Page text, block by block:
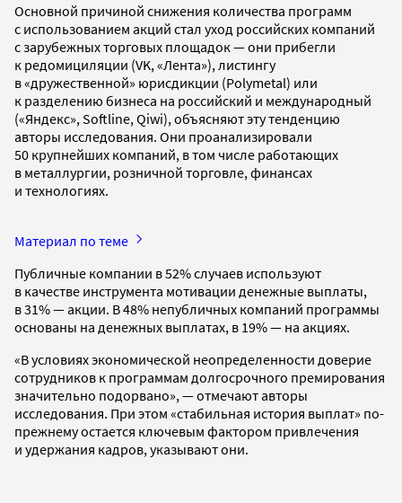
Основной причиной снижения количества программ
с использованием акций стал уход российских компаний
с зарубежных торговых площадок — они прибегли
к редомициляции (VK, «Лента»), листингу
в «дружественной» юрисдикции (Polymetal) или
к разделению бизнеса на российский и международный
(«Яндекс», Softline, Qiwi), объясняют эту тенденцию
авторы исследования. Они проанализировали
50 крупнейших компаний, в том числе работающих
в металлургии, розничной торговле, финансах
и технологиях.
Материал по теме
Публичные компании в 52% случаев используют
в качестве инструмента мотивации денежные выплаты,
в 31% — акции. В 48% непубличных компаний программы
основаны на денежных выплатах, в 19% — на акциях.
«В условиях экономической неопределенности доверие
сотрудников к программам долгосрочного премирования
значительно подорвано», — отмечают авторы
исследования. При этом «стабильная история выплат» по-
прежнему остается ключевым фактором привлечения
и удержания кадров, указывают они.